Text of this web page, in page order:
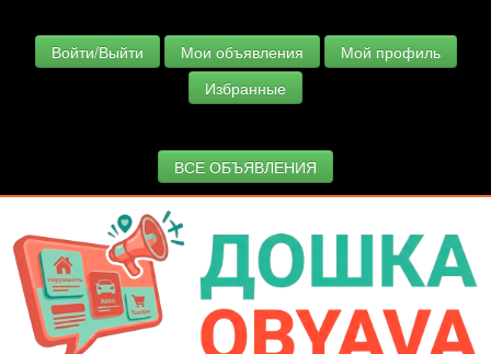
Войти/Выйти Мои объявления
Мой профиль
Избранные
ВСЕ ОБЪЯВЛЕНИЯ